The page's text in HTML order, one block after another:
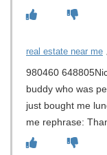
real estate near me
980460
buddy who was
just bought me
me rephrase: